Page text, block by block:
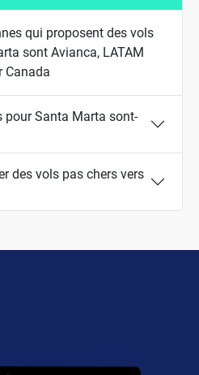
qui proposent des vols
sont Avianca, LATAM
Canada
pour Santa Marta sont-
des vols pas chers vers